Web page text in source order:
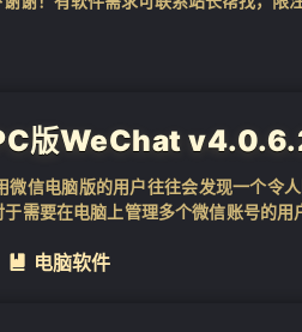
版WeChat
微信电脑版的用户往往会发现一个令
需要在电脑上管理多个微信账号的
 电脑软件